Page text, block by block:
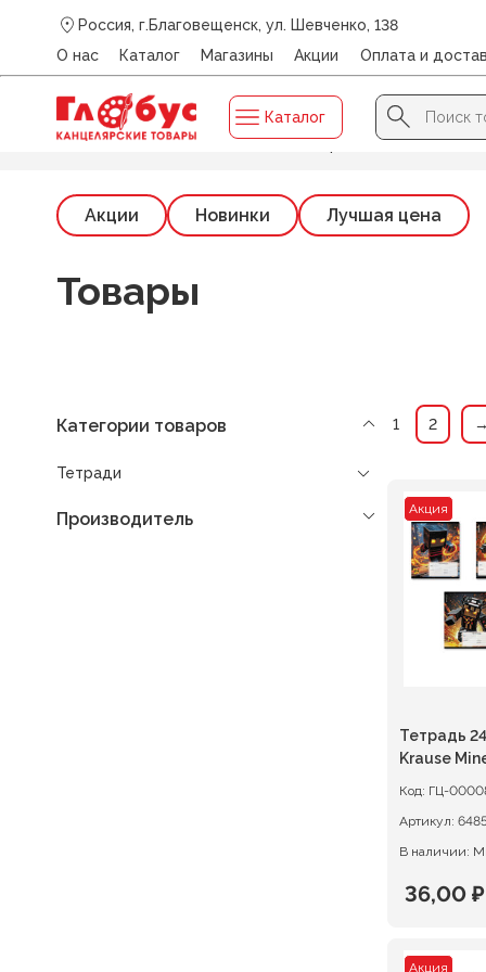
Россия, г.Благовещенск, ул. Шевченко, 138
О нас
Каталог Магазины Акции Оплата и
Каталог
Search
for:
Search Button
Главная /Каталог/ ТЕТРАДИ/Тетради 24л.
Акции Новинки Лучшая цена
Товары
Категории товаров
Тетради
Производитель
1 2 →
Акция
Тетрадь
Krause
Код: ГЦ-
Артикул:
В наличии:
36,00 ₽
Текущая
Акция